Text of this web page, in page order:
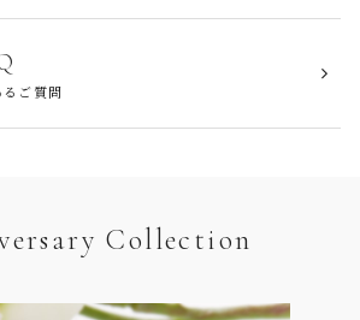
るご質問
Collection